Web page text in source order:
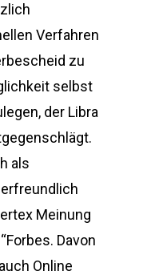
Verfahren
zu
selbst
der Libra
als
Meinung
Davon
Online